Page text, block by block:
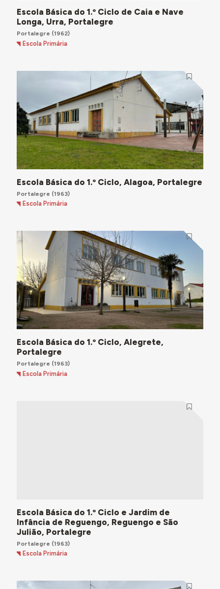
Escola Básica do 1.º Ciclo de Caia e Nave
Longa, Urra, Portalegre
Portalegre (1962)
Escola Primária
Escola Básica do 1.º Ciclo, Alagoa, Portalegre
Portalegre (1963)
Escola Primária
Escola Básica do 1.º Ciclo, Alegrete,
Portalegre
Portalegre (1963)
Escola Primária
Escola Básica do 1.º Ciclo e Jardim de
Infância de Reguengo, Reguengo e São
Julião, Portalegre
Portalegre (1963)
Escola Primária